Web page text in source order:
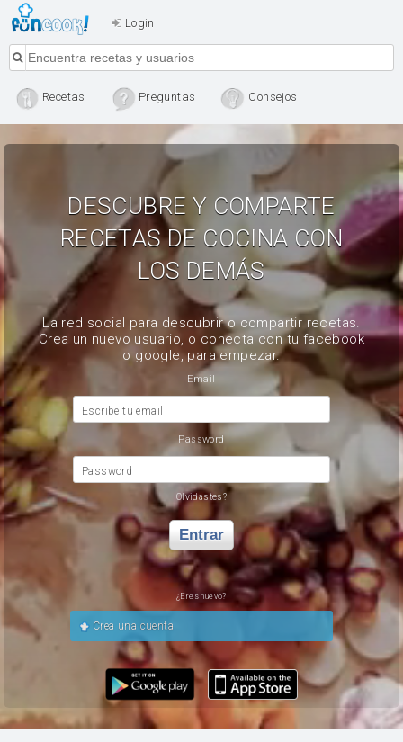
Login
Recetas Preguntas Consejos
DESCUBRE Y COMPARTE
RECETAS DE COCINA CON
LOS DEMÁS
La red social para descubrir o compartir recetas.
Crea un nuevo usuario, o conecta con tu facebook
o google, para empezar.
Email
Escribe tu email
Password
Password
Olvidastes?
Entrar
¿Eres nuevo?
Crea una cuenta